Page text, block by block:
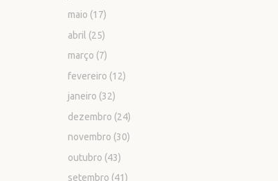
maio (17)
abril (25)
março (7)
fevereiro (12)
janeiro (32)
dezembro (24)
novembro (30)
outubro (43)
setembro (41)